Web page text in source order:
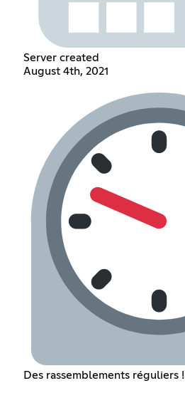
Server created
August 4th, 2021
Des rassemblements réguliers !